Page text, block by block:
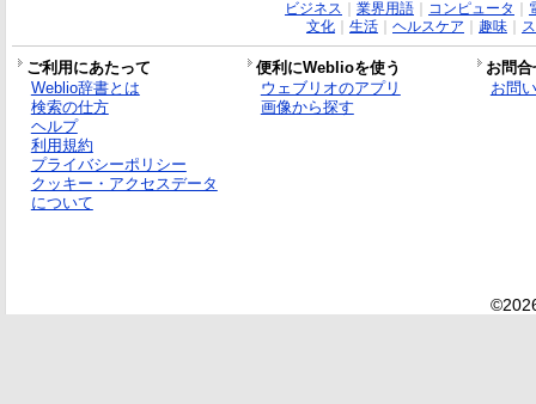
ビジネス 業界用語｜ コンピュータ
文化｜ 生活｜ ヘルスケア 趣味｜
ご利用にあたって 便利にWeblioを使う
お問
Weblio辞書とは
検索の仕方
ヘルプ
利用規約
プライバシーポリシー
クッキー・アクセスデータ
について
ウェブリオのアプリ
画像から探す
お問